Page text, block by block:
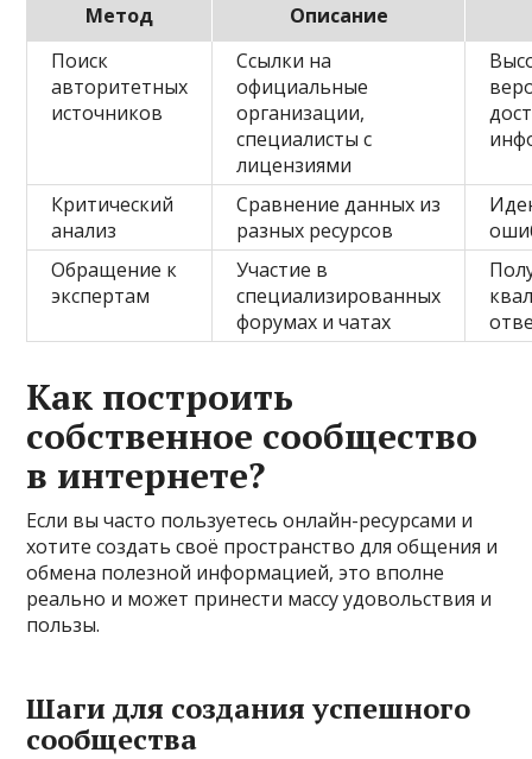
Метод
Описание
Поиск
авторитетных
источников
Ссылки на
официальные
организации,
специалисты с
лицензиями
Критический
анализ
Сравнение данных из
разных ресурсов
Обращение к
экспертам
Участие в
специализированных
форумах и чатах
Как построить
собственное сообщество
в интернете?
Если вы часто пользуетесь онлайн-ресурсами и
хотите создать своё пространство для общения и
обмена полезной информацией, это вполне
реально и может принести массу удовольствия и
пользы.
Шаги для создания успешного
сообщества